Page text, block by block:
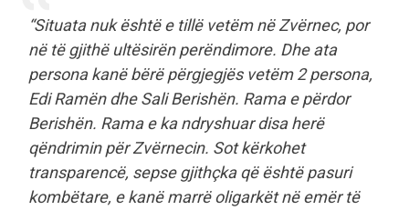
“Situata nuk është e tillë vetëm në Zvërnec, por
në të gjithë ultësirën perëndimore. Dhe ata
persona kanë bërë përgjegjës vetëm 2 persona,
Edi Ramën dhe Sali Berishën. Rama e përdor
Berishën. Rama e ka ndryshuar disa herë
qëndrimin për Zvërnecin. Sot kërkohet
transparencë, sepse gjithçka që është pasuri
kombëtare, e kanë marrë oligarkët në emër të